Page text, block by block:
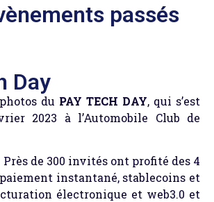
passés
Day
du PAY TECH DAY, qui s’est
2023 à l’Automobile Club de
de 300 invités ont profité des 4
instantané, stablecoins et
électronique et web3.0 et